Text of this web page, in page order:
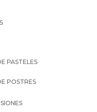
PASTELES
POSTRES